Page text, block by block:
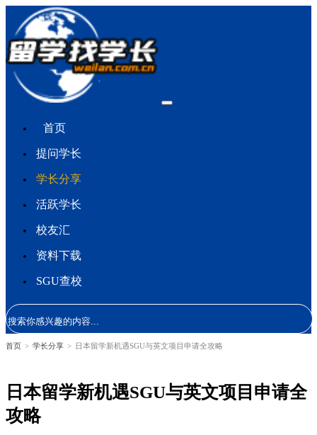
首页
提问学长
学长分享
活跃学长
校友汇
资料下载
SGU查校
首页 > 学长分享 > 日本留学新机遇SGU与英文项目申请全攻略
日本留学新机遇SGU与英文项目申请全
攻略